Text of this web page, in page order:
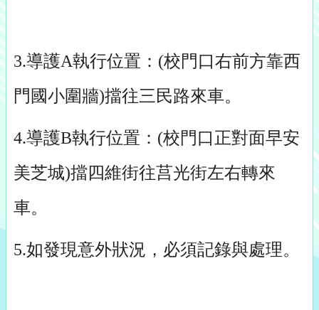
3.導護A執行位置：(校門口右前方靠西
門國小圍牆)擋往三民路來車。
4.導護B執行位置：(校門口正對面早安
美芝城)擋四維街往莒光街左右轉來
車。
5.如發現意外狀況，必須記錄與處理。